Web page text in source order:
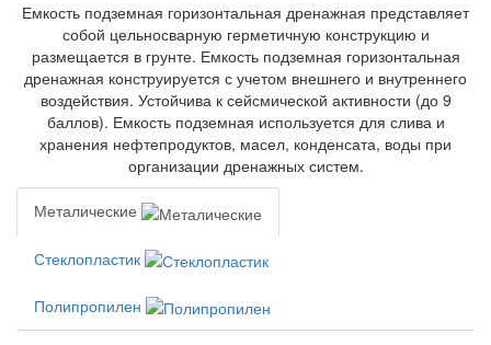
Емкость подземная горизонтальная дренажная представляет
собой цельносварную герметичную конструкцию и
размещается в грунте. Емкость подземная горизонтальная
дренажная конструируется с учетом внешнего и внутреннего
воздействия. Устойчива к сейсмической активности (до 9
баллов). Емкость подземная используется для слива и
хранения нефтепродуктов, масел, конденсата, воды при
организации дренажных систем.
Металические
Стеклопластик
Полипропилен